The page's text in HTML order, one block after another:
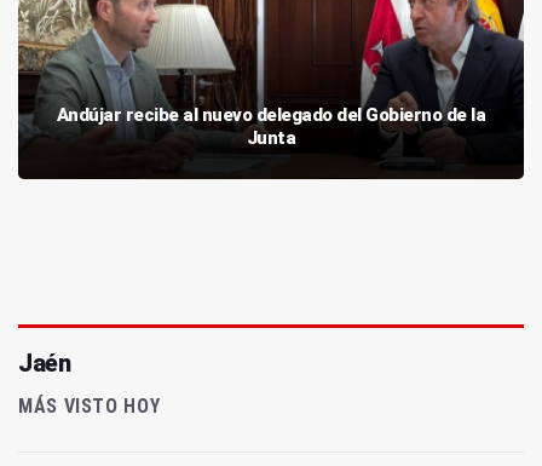
Andújar recibe al nuevo delegado del Gobierno de la
Junta
Jaén
MÁS VISTO HOY